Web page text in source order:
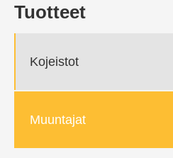
Tuotteet
Kojeistot
Muuntajat